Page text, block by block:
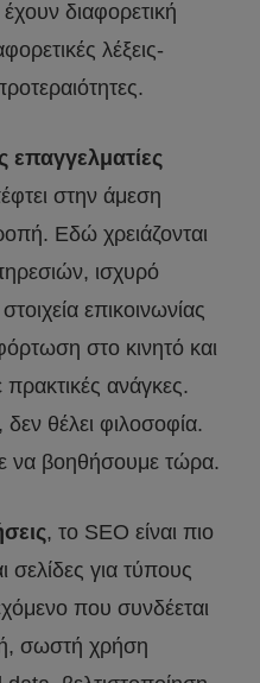
διαφορετική
λέξεις-
επαγγελματίες
στην άμεση
Εδώ χρειάζονται
ισχυρό
επικοινωνίας
στο κινητό και
ανάγκες.
θέλει φιλοσοφία.
να βοηθήσουμε τώρα.
, το SEO είναι πιο
σελίδες για τύπους
που συνδέεται
σωστή χρήση